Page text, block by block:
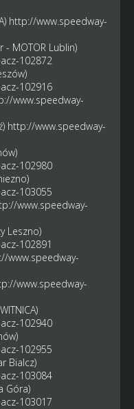
http://www.speedway-
- MOTOR Lublin)
102872
102916
www.speedway-
http://www.speedway-
102980
103055
www.speedway-
Leszno)
102891
www.speedway-
www.speedway-
102940
102955
Bialcz)
103084
Góra)
103017